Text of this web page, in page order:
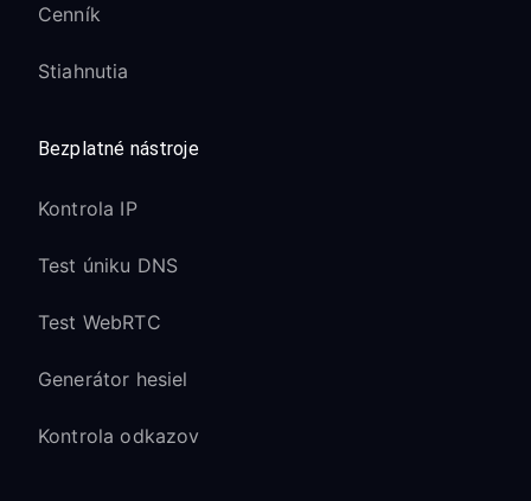
Cenník
Stiahnutia
Bezplatné nástroje
Kontrola IP
Test úniku DNS
Test WebRTC
Generátor hesiel
Kontrola odkazov